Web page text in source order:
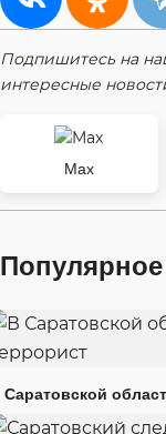
Подпишитесь на
интересные
Max
Саратовской